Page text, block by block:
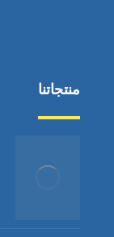
منتجاتنا